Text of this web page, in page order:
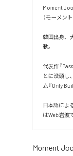
Moment
（モーメン
韓国出身、
動。
代表作『
とに没頭し
ム『Only
日本語によ
はWeb岩波
Moment